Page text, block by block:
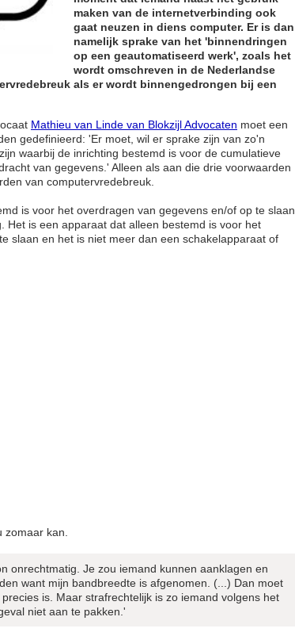
maken van de internetverbinding ook
gaat neuzen in diens computer. Er is dan
namelijk sprake van het 'binnendringen
op een geautomatiseerd werk', zoals het
wordt omschreven in de Nederlandse
als er wordt binnengedrongen bij een
Mathieu van Linde van Blokzijl Advocaten moet een
gedefinieerd: 'Er moet, wil er sprake zijn van zo'n
waarbij de inrichting bestemd is voor de cumulatieve
van gegevens.' Alleen als aan die drie voorwaarden
van computervredebreuk.
is voor het overdragen van gegevens en/of op te slaan
Het is een apparaat dat alleen bestemd is voor het
slaan en het is niet meer dan een schakelapparaat of
kan.
onrechtmatig. Je zou iemand kunnen aanklagen en
want mijn bandbreedte is afgenomen. (...) Dan moet
is. Maar strafrechtelijk is zo iemand volgens het
niet aan te pakken.'